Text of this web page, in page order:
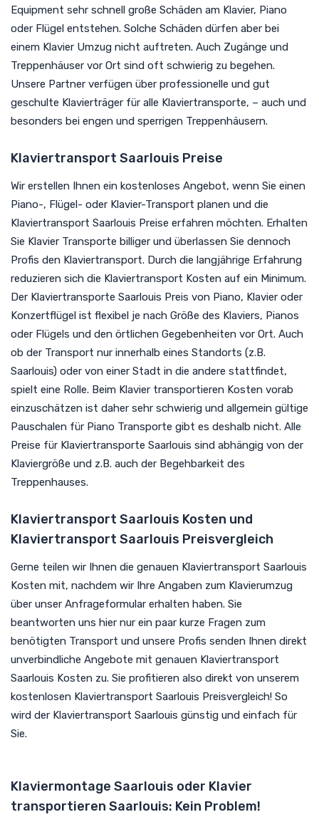
Equipment sehr schnell große Schäden am Klavier, Piano
oder Flügel entstehen. Solche Schäden dürfen aber bei
einem Klavier Umzug nicht auftreten. Auch Zugänge und
Treppenhäuser vor Ort sind oft schwierig zu begehen.
Unsere Partner verfügen über professionelle und gut
geschulte Klavierträger für alle Klaviertransporte, – auch und
besonders bei engen und sperrigen Treppenhäusern.
Klaviertransport Saarlouis Preise
Wir erstellen Ihnen ein kostenloses Angebot, wenn Sie einen
Piano-, Flügel- oder Klavier-Transport planen und die
Klaviertransport Saarlouis Preise erfahren möchten. Erhalten
Sie Klavier Transporte billiger und überlassen Sie dennoch
Profis den Klaviertransport. Durch die langjährige Erfahrung
reduzieren sich die Klaviertransport Kosten auf ein Minimum.
Der Klaviertransporte Saarlouis Preis von Piano, Klavier oder
Konzertflügel ist flexibel je nach Größe des Klaviers, Pianos
oder Flügels und den örtlichen Gegebenheiten vor Ort. Auch
ob der Transport nur innerhalb eines Standorts (z.B.
Saarlouis) oder von einer Stadt in die andere stattfindet,
spielt eine Rolle. Beim Klavier transportieren Kosten vorab
einzuschätzen ist daher sehr schwierig und allgemein gültige
Pauschalen für Piano Transporte gibt es deshalb nicht. Alle
Preise für Klaviertransporte Saarlouis sind abhängig von der
Klaviergröße und z.B. auch der Begehbarkeit des
Treppenhauses.
Klaviertransport Saarlouis Kosten und
Klaviertransport Saarlouis Preisvergleich
Gerne teilen wir Ihnen die genauen Klaviertransport Saarlouis
Kosten mit, nachdem wir Ihre Angaben zum Klavierumzug
über unser Anfrageformular erhalten haben. Sie
beantworten uns hier nur ein paar kurze Fragen zum
benötigten Transport und unsere Profis senden Ihnen direkt
unverbindliche Angebote mit genauen Klaviertransport
Saarlouis Kosten zu. Sie profitieren also direkt von unserem
kostenlosen Klaviertransport Saarlouis Preisvergleich! So
wird der Klaviertransport Saarlouis günstig und einfach für
Sie.
Klaviermontage Saarlouis oder Klavier
transportieren Saarlouis: Kein Problem!